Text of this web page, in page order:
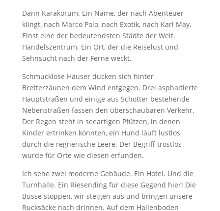
Dann Karakorum. Ein Name, der nach Abenteuer
klingt, nach Marco Polo, nach Exotik, nach Karl May.
Einst eine der bedeutendsten Städte der Welt.
Handelszentrum. Ein Ort, der die Reiselust und
Sehnsucht nach der Ferne weckt.
Schmucklose Häuser ducken sich hinter
Bretterzäunen dem Wind entgegen. Drei asphaltierte
Hauptstraßen und einige aus Schotter bestehende
Nebenstraßen fassen den überschaubaren Verkehr.
Der Regen steht in seeartigen Pfützen, in denen
Kinder ertrinken könnten, ein Hund läuft lustlos
durch die regnerische Leere. Der Begriff trostlos
wurde für Orte wie diesen erfunden.
Ich sehe zwei moderne Gebäude. Ein Hotel. Und die
Turnhalle. Ein Riesending für diese Gegend hier! Die
Busse stoppen, wir steigen aus und bringen unsere
Rucksäcke nach drinnen. Auf dem Hallenboden